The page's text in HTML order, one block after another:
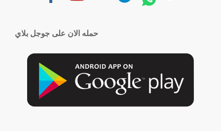
حمله الان على جوجل بلاي